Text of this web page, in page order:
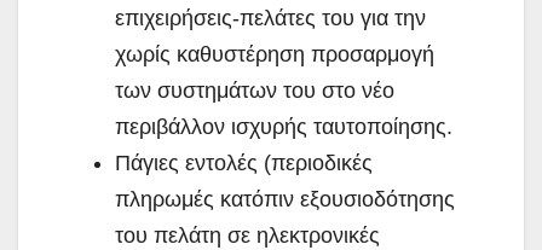
επιχειρήσεις-πελάτες του για την
χωρίς καθυστέρηση προσαρμογή
των συστημάτων του στο νέο
περιβάλλον ισχυρής ταυτοποίησης.
Πάγιες εντολές (περιοδικές
πληρωμές κατόπιν εξουσιοδότησης
του πελάτη σε ηλεκτρονικές